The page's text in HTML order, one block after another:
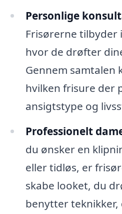
Personlige
Frisørerne tilbyder
hvor de drøfter
Gennem samtalen
hvilken frisure der
ansigtstype og
Professionelt
du ønsker en
eller tidløs, er
skabe looket, du
benytter